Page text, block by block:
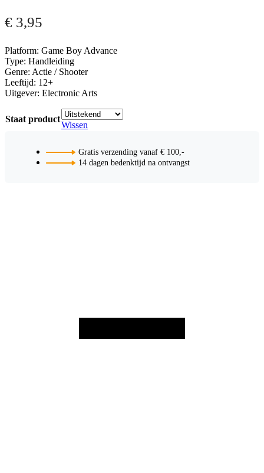
€ 3,95
Platform: Game Boy Advance
Type: Handleiding
Genre: Actie / Shooter
Leeftijd: 12+
Uitgever: Electronic Arts
Staat product
Wissen
Gratis verzending vanaf € 100,-
14 dagen bedenktijd na ontvangst